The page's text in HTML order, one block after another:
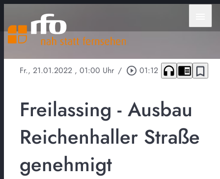
Fr., 21.01.2022 , 01:00 Uhr / play_circle_outline 01:12 headphones chrome_reader_mode bookmark_border
Freilassing - Ausbau
Reichenhaller Straße
genehmigt